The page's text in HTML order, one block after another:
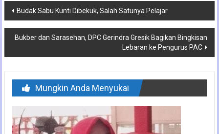
Navigasi
pos
Budak Sabu Kunti Dibekuk, Salah Satunya Pelajar
Bukber dan Sarasehan, DPC Gerindra Gresik Bagikan Bingkisan
Lebaran ke Pengurus PAC
Mungkin Anda Menyukai